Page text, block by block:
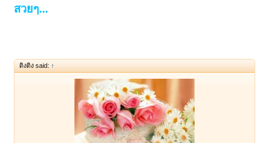
สวยๆ...
ติงติง said: ↑